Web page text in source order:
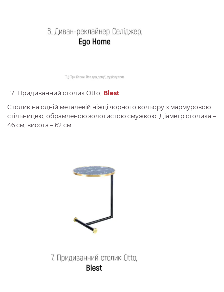
Придиванний столик Otto, Blest
Столик на одній металевій ніжці чорного кольору з мармуровою
стільницею, обрамленою золотистою смужкою. Діаметр столика –
46 см, висота – 62 см.